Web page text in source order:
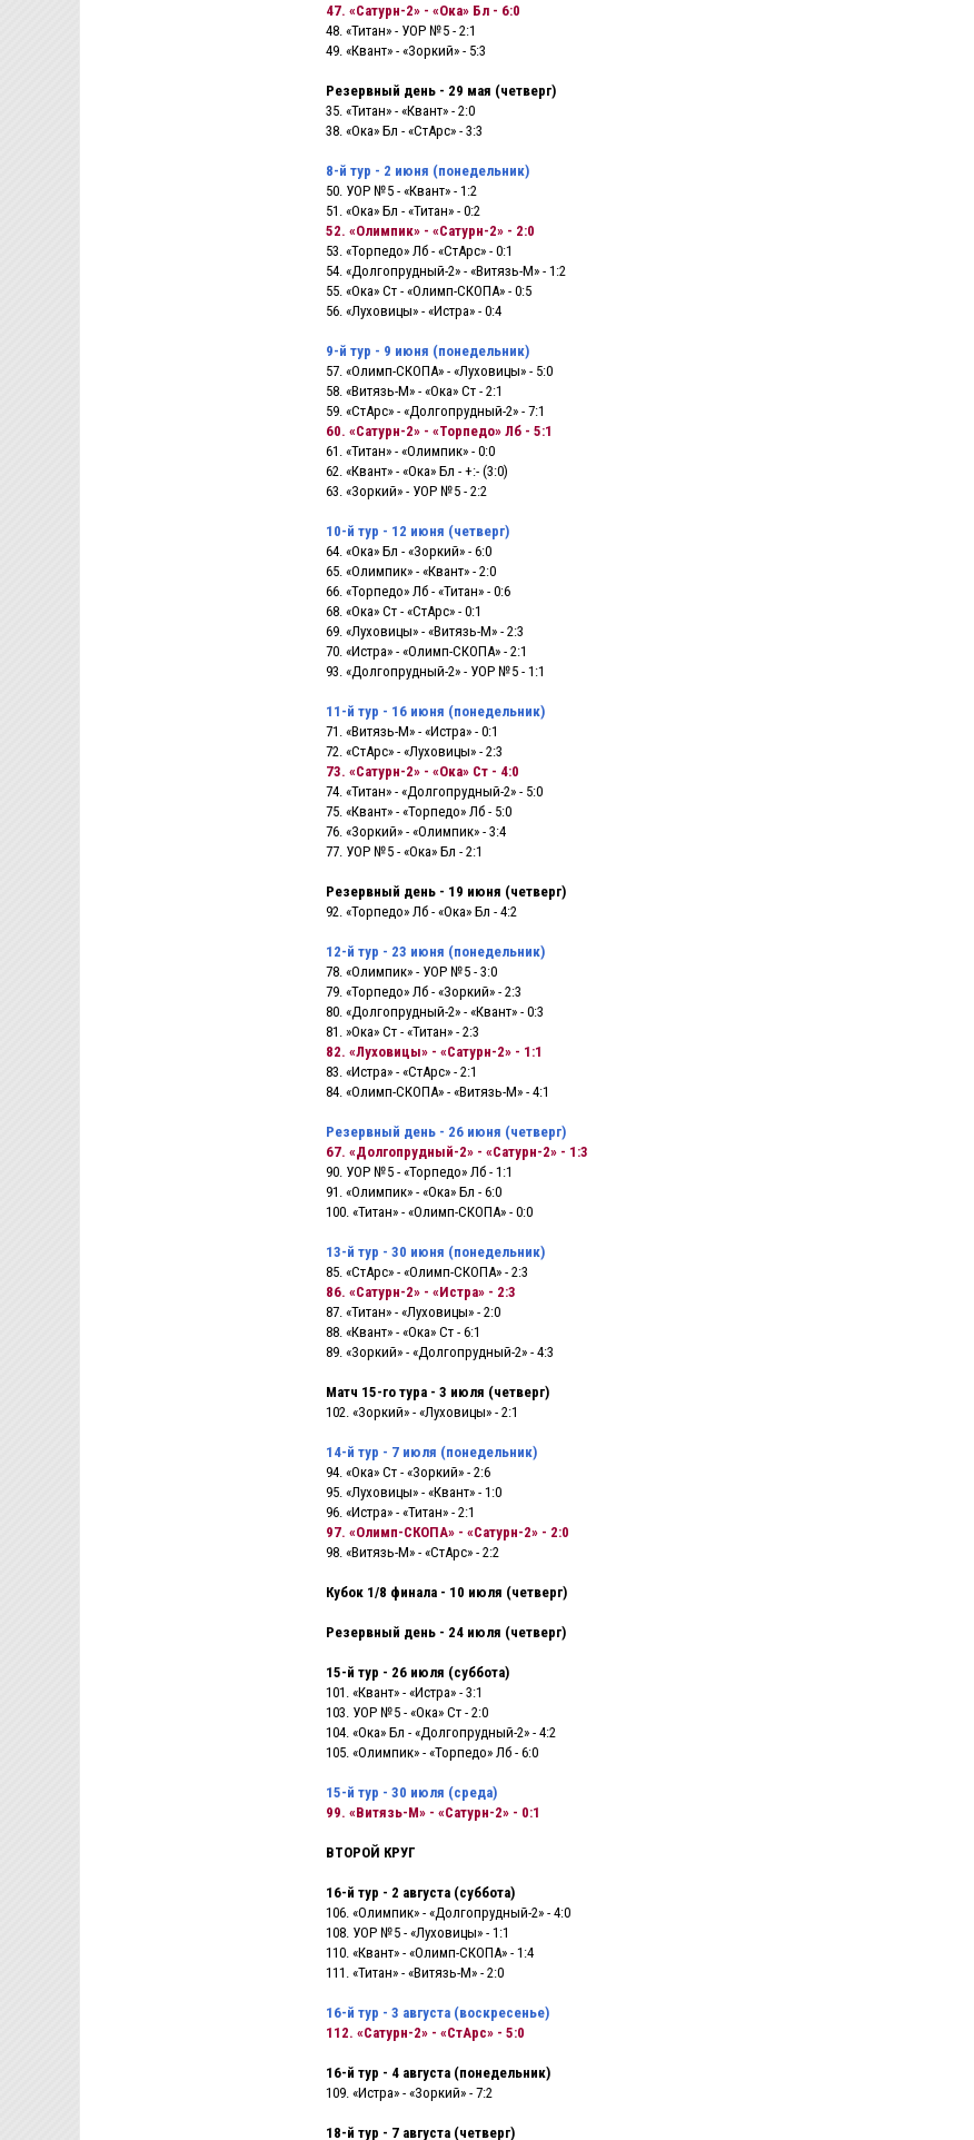
47. «Сатурн-2» - «Ока» Бл - 6:0
48. «Титан» - УОР №5 - 2:1
49. «Квант» - «Зоркий» - 5:3
Резервный день - 29 мая (четверг)
35. «Титан» - «Квант» - 2:0
38. «Ока» Бл - «СтАрс» - 3:3
8-й тур - 2 июня (понедельник)
50. УОР №5 - «Квант» - 1:2
51. «Ока» Бл - «Титан» - 0:2
52. «Олимпик» - «Сатурн-2» - 2:0
53. «Торпедо» Лб - «СтАрс» - 0:1
54. «Долгопрудный-2» - «Витязь-М» - 1:2
55. «Ока» Ст - «Олимп-СКОПА» - 0:5
56. «Луховицы» - «Истра» - 0:4
9-й тур - 9 июня (понедельник)
57. «Олимп-СКОПА» - «Луховицы» - 5:0
58. «Витязь-М» - «Ока» Ст - 2:1
59. «СтАрс» - «Долгопрудный-2» - 7:1
60. «Сатурн-2» - «Торпедо» Лб - 5:1
61. «Титан» - «Олимпик» - 0:0
62. «Квант» - «Ока» Бл - +:- (3:0)
63. «Зоркий» - УОР №5 - 2:2
10-й тур - 12 июня (четверг)
64. «Ока» Бл - «Зоркий» - 6:0
65. «Олимпик» - «Квант» - 2:0
66. «Торпедо» Лб - «Титан» - 0:6
68. «Ока» Ст - «СтАрс» - 0:1
69. «Луховицы» - «Витязь-М» - 2:3
70. «Истра» - «Олимп-СКОПА» - 2:1
93. «Долгопрудный-2» - УОР №5 - 1:1
11-й тур - 16 июня (понедельник)
71. «Витязь-М» - «Истра» - 0:1
72. «СтАрс» - «Луховицы» - 2:3
73. «Сатурн-2» - «Ока» Ст - 4:0
74. «Титан» - «Долгопрудный-2» - 5:0
75. «Квант» - «Торпедо» Лб - 5:0
76. «Зоркий» - «Олимпик» - 3:4
77. УОР №5 - «Ока» Бл - 2:1
Резервный день - 19 июня (четверг)
92. «Торпедо» Лб - «Ока» Бл - 4:2
12-й тур - 23 июня (понедельник)
78. «Олимпик» - УОР №5 - 3:0
79. «Торпедо» Лб - «Зоркий» - 2:3
80. «Долгопрудный-2» - «Квант» - 0:3
81. »Ока» Ст - «Титан» - 2:3
82. «Луховицы» - «Сатурн-2» - 1:1
83. «Истра» - «СтАрс» - 2:1
84. «Олимп-СКОПА» - «Витязь-М» - 4:1
Резервный день - 26 июня (четверг)
67. «Долгопрудный-2» - «Сатурн-2» - 1:3
90. УОР №5 - «Торпедо» Лб - 1:1
91. «Олимпик» - «Ока» Бл - 6:0
100. «Титан» - «Олимп-СКОПА» - 0:0
13-й тур - 30 июня (понедельник)
85. «СтАрс» - «Олимп-СКОПА» - 2:3
86. «Сатурн-2» - «Истра» - 2:3
87. «Титан» - «Луховицы» - 2:0
88. «Квант» - «Ока» Ст - 6:1
89. «Зоркий» - «Долгопрудный-2» - 4:3
Матч 15-го тура - 3 июля (четверг)
102. «Зоркий» - «Луховицы» - 2:1
14-й тур - 7 июля (понедельник)
94. «Ока» Ст - «Зоркий» - 2:6
95. «Луховицы» - «Квант» - 1:0
96. «Истра» - «Титан» - 2:1
97. «Олимп-СКОПА» - «Сатурн-2» - 2:0
98. «Витязь-М» - «СтАрс» - 2:2
Кубок 1/8 финала - 10 июля (четверг)
Резервный день - 24 июля (четверг)
15-й тур - 26 июля (суббота)
101. «Квант» - «Истра» - 3:1
103. УОР №5 - «Ока» Ст - 2:0
104. «Ока» Бл - «Долгопрудный-2» - 4:2
105. «Олимпик» - «Торпедо» Лб - 6:0
15-й тур - 30 июля (среда)
99. «Витязь-М» - «Сатурн-2» - 0:1
ВТОРОЙ КРУГ
16-й тур - 2 августа (суббота)
106. «Олимпик» - «Долгопрудный-2» - 4:0
108. УОР №5 - «Луховицы» - 1:1
110. «Квант» - «Олимп-СКОПА» - 1:4
111. «Титан» - «Витязь-М» - 2:0
16-й тур - 3 августа (воскресенье)
112. «Сатурн-2» - «СтАрс» - 5:0
16-й тур - 4 августа (понедельник)
109. «Истра» - «Зоркий» - 7:2
18-й тур - 7 августа (четверг)